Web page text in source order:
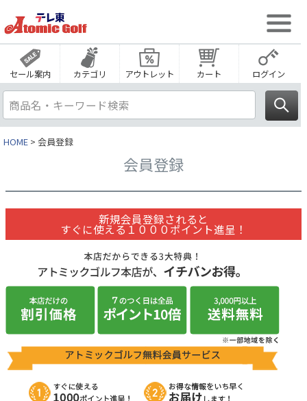
セール案内 カテゴリ アウトレット カート ログイン
HOME 会員登録
会員登録
新規会員登録されると
すぐに使える１０００ポイント進呈！